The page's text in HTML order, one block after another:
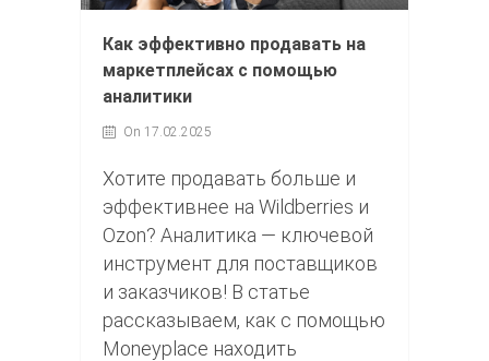
Как эффективно продавать на
маркетплейсах с помощью
аналитики
On 17.02.2025
Хотите продавать больше и
эффективнее на Wildberries и
Ozon? Аналитика — ключевой
инструмент для поставщиков
и заказчиков! В статье
рассказываем, как с помощью
Moneyplace находить